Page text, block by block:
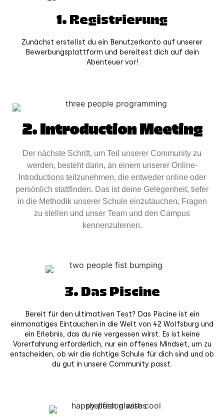
1. Registrierung
Zunächst erstellst du ein Benutzerkonto auf unserer
Bewerbungsplattform und bereitest dich auf dein
Abenteuer vor!
2. Introduction Meeting
Der nächste Schritt, um Teil unserer Community zu
werden, besteht darin, an einem unserer Online-
Introductions teilzunehmen, die entweder online oder
persönlich stattfinden. Das ist deine Gelegenheit, tiefer
in die Methodik unserer Schule einzutauchen, Fragen
zu stellen und unser Team und den Campus
kennenzulernen.
3. Das Piscine
Bereit für den ultimativen Test? Das Piscine ist ein
einmonatiges Eintauchen in die Welt von 42 Wolfsburg und
ein Erlebnis, das du nie vergessen wirst. Es ist keine
Vorerfahrung erforderlich, nur ein offenes Mindset, um zu
entscheiden, ob wir die richtige Schule für dich sind und ob
du gut in unsere Community passt.